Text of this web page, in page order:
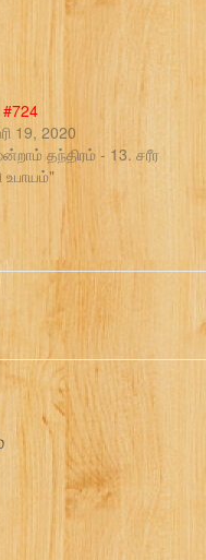
#724
19, 2020
தந்திரம் - 13. சரீர
உபாயம்"